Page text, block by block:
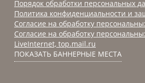
Порядок обработки персональных
Политика конфиденциальности и
Согласие на обработку
Согласие на обработку
LiveInternet, top.mail.ru
ПОКАЗАТЬ БАННЕРНЫЕ МЕСТА